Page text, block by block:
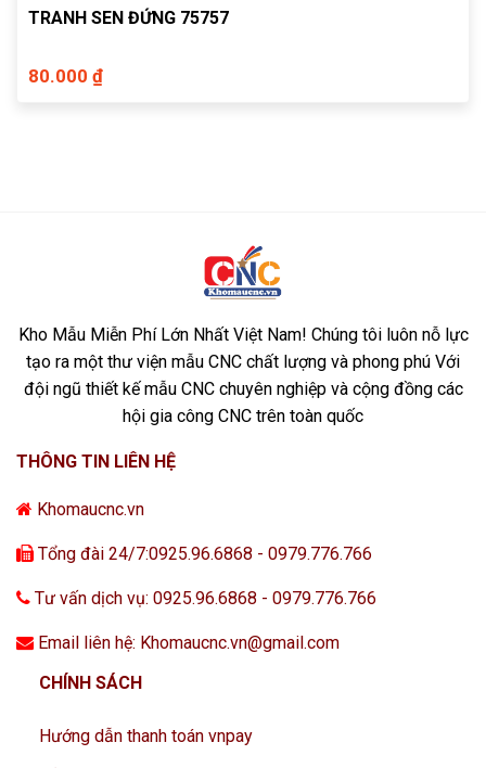
TRANH SEN ĐỨNG 75757
80.000 ₫
Kho Mẫu Miễn Phí Lớn Nhất Việt Nam! Chúng tôi luôn nỗ lực
tạo ra một thư viện mẫu CNC chất lượng và phong phú Với
đội ngũ thiết kế mẫu CNC chuyên nghiệp và cộng đồng các
hội gia công CNC trên toàn quốc
THÔNG TIN LIÊN HỆ
Khomaucnc.vn
Tổng đài 24/7:0925.96.6868 - 0979.776.766
Tư vấn dịch vụ: 0925.96.6868 - 0979.776.766
Email liên hệ: Khomaucnc.vn@gmail.com
CHÍNH SÁCH
Hướng dẫn thanh toán vnpay